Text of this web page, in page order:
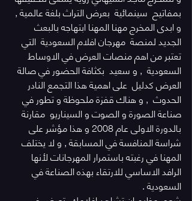
بمفاتيح  سينمائية  بعرض التراث بلغة عالمية ,
و ابدى المخرج مهنا المهنا ابتهاجه بالبعث
الجديد لمنصة  مهرجان افلام السعودية  التي
تعتبر من اهم منصات العرض في الاوساط
السعودية  , و سعيد  بكثافة الحضور في صالة
العرض كدليل  على اهمية هذا التجمع النادر
الحدوث  , و هناك قفزة ملحوظة و تطور في
صناعة الصورة و الصوت و السيناريو  مقارنة
بالدورة الاولى عام 2008 و هذا مؤشر على
شراسة المنافسة في المسابقة , و لا يختلف
المهنا في رغبته باستمرار المهرجانات لأنها
الرافد الاساسي للارتقاء بهذه الصناعة في
السعودية .